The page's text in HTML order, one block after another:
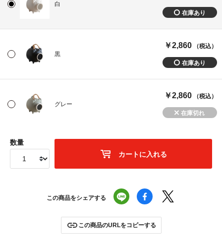
白
黒
￥2,860 （税込）
グレー
￥2,860 （税込）
数量
カートに入れる
この商品をシェアする
この商品のURLをコピーする